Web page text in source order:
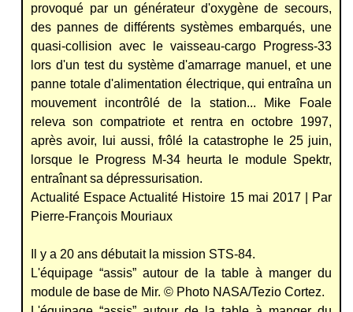
provoqué par un générateur d'oxygène de secours,
des pannes de différents systèmes embarqués, une
quasi-collision avec le vaisseau-cargo Progress-33
lors d'un test du système d'amarrage manuel, et une
panne totale d'alimentation électrique, qui entraîna un
mouvement incontrôlé de la station... Mike Foale
releva son compatriote et rentra en octobre 1997,
après avoir, lui aussi, frôlé la catastrophe le 25 juin,
lorsque le Progress M-34 heurta le module Spektr,
entraînant sa dépressurisation.
Actualité Espace Actualité Histoire 15 mai 2017 | Par
Pierre-François Mouriaux
Il y a 20 ans débutait la mission STS-84.
L'équipage “assis” autour de la table à manger du
module de base de Mir. © Photo NASA/Tezio Cortez.